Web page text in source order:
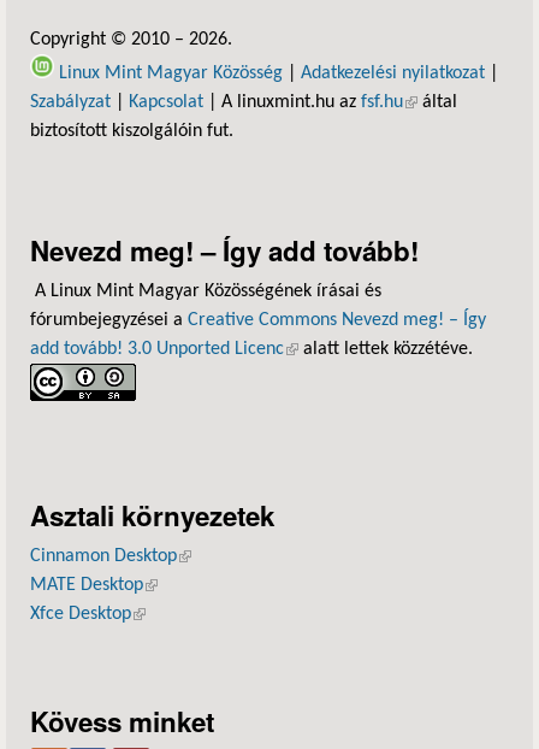
Copyright © 2010 – 2026.
Linux Mint Magyar Közösség
Adatkezelési nyilatkozat
Szabályzat
Kapcsolat | A linuxmint.hu az fsf.hu(külső hivatkozás)
által
biztosított kiszolgálóin fut.
Nevezd meg! – Így add tovább!
A Linux Mint Magyar Közösségének írásai és
fórumbejegyzései a Creative Commons Nevezd meg! – Így
add tovább! 3.0 Unported Licenc(külső hivatkozás)
alatt lettek közzétéve.
Asztali környezetek
Cinnamon Desktop(külső hivatkozás)
MATE Desktop(külső hivatkozás)
Xfce Desktop(külső hivatkozás)
Kövess minket